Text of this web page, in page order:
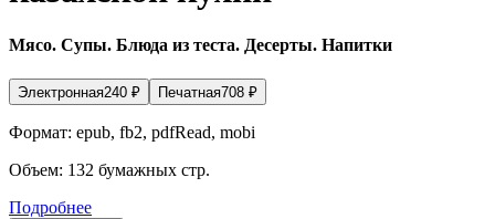
Мясо. Супы. Блюда из теста. Десерты. Напитки
Электронная240 ₽ Печатная708 ₽
Формат: epub, fb2, pdfRead, mobi
Объем: 132 бумажных стр.
Подробнее